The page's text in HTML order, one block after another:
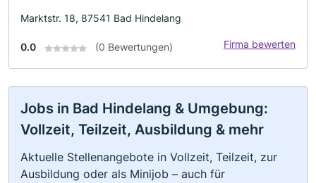
Marktstr. 18, 87541 Bad Hindelang
0.0 (0 Bewertungen) Firma bewerten
Jobs in Bad Hindelang & Umgebung:
Vollzeit, Teilzeit, Ausbildung & mehr
Aktuelle Stellenangebote in Vollzeit, Teilzeit, zur
Ausbildung oder als Minijob – auch für